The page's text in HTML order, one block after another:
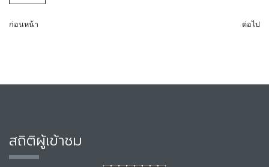
ก่อนหน้า ต่อไป
สถิติผู้เข้าชม